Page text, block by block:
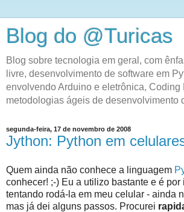
Blog do @Turicas
Blog sobre tecnologia em geral, com
livre, desenvolvimento de software em
envolvendo Arduino e eletrônica, Coding
metodologias ágeis de desenvolvimento
segunda-feira, 17 de novembro de 2008
Jython: Python em
Quem ainda não conhece a linguagem
conhecer! ;-) Eu a utilizo bastante e é por
tentando rodá-la em meu celular - ainda
mas já dei alguns passos. Procurei